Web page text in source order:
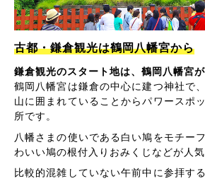
古都・鎌倉観光は鶴岡八幡宮から
鎌倉観光のスタート地は、鶴岡八幡宮が
鶴岡八幡宮は鎌倉の中心に建つ神社で
山に囲まれていることからパワースポ
所です。
八幡さまの使いである白い鳩をモチー
わいい鳩の根付入りおみくじなどが人気
比較的混雑していない午前中に参拝す